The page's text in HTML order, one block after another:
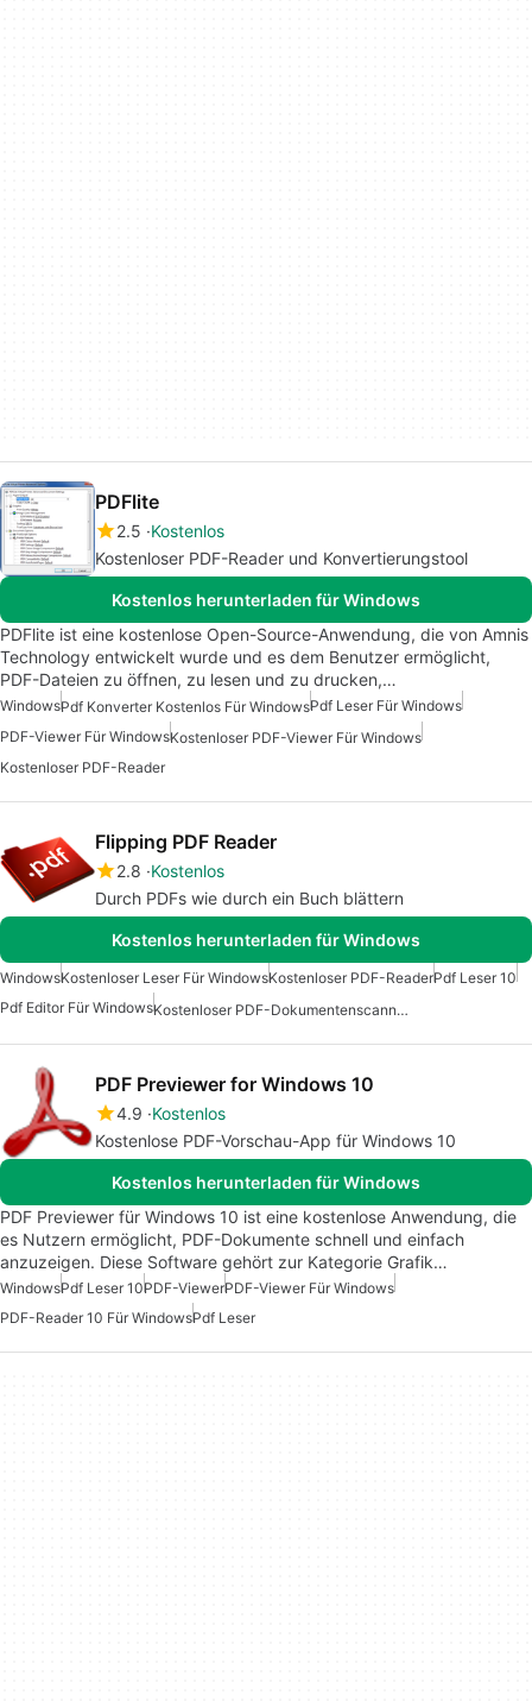
PDFlite
2.5 Kostenlos
Kostenloser PDF-Reader und Konvertierungstool
Kostenlos herunterladen für Windows
PDFlite ist eine kostenlose Open-Source-Anwendung, die von Amnis
Technology entwickelt wurde und es dem Benutzer ermöglicht,
PDF-Dateien zu öffnen, zu lesen und zu drucken,…
WindowsPdf Konverter Kostenlos Für WindowsPdf Leser Für Windows
PDF-Viewer Für WindowsKostenloser PDF-Viewer Für Windows
Kostenloser PDF-Reader
Flipping PDF Reader
2.8 Kostenlos
Durch PDFs wie durch ein Buch blättern
Kostenlos herunterladen für Windows
WindowsKostenloser Leser Für WindowsKostenloser PDF-ReaderPdf Leser 10
Pdf Editor Für Windows
Kostenloser PDF-Dokumentenscanner Für Windows
PDF Previewer for Windows 10
4.9 Kostenlos
Kostenlose PDF-Vorschau-App für Windows 10
Kostenlos herunterladen für Windows
PDF Previewer für Windows 10 ist eine kostenlose Anwendung, die
es Nutzern ermöglicht, PDF-Dokumente schnell und einfach
anzuzeigen. Diese Software gehört zur Kategorie Grafik…
WindowsPdf Leser 10PDF-ViewerPDF-Viewer Für Windows
PDF-Reader 10 Für WindowsPdf Leser